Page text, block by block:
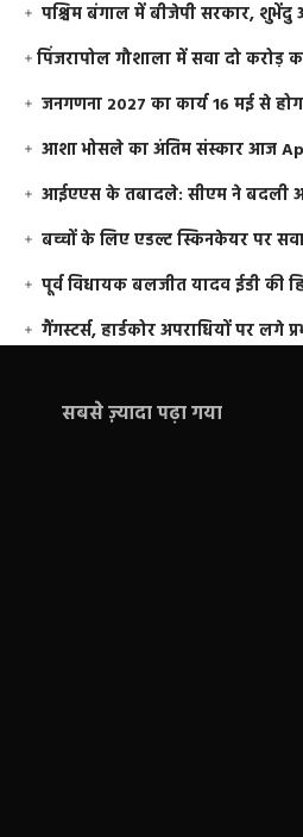
पश्चिम बंगाल में बीजेपी सरकार, शुभेंदु
​पिंजरापोल गौशाला में सवा दो करोड़
जनगणना 2027 का कार्य 16 मई से
आशा भोसले का अंतिम संस्कार आज
आईएएस के तबादले: सीएम ने बदली
बच्चों के लिए एडल्ट स्किनकेयर पर
पूर्व विधायक बलजीत यादव ईडी की
गैंगस्टर्स, हार्डकोर अपराधियों पर लगे
सबसे ज़्यादा पढ़ा गया